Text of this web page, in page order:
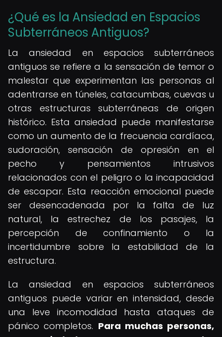
¿Qué es la Ansiedad en Espacios
Subterráneos Antiguos?
La ansiedad en espacios subterráneos
antiguos se refiere a la sensación de temor o
malestar que experimentan las personas al
adentrarse en túneles, catacumbas, cuevas u
otras estructuras subterráneas de origen
histórico. Esta ansiedad puede manifestarse
como un aumento de la frecuencia cardíaca,
sudoración, sensación de opresión en el
pecho y pensamientos intrusivos
relacionados con el peligro o la incapacidad
de escapar. Esta reacción emocional puede
ser desencadenada por la falta de luz
natural, la estrechez de los pasajes, la
percepción de confinamiento o la
incertidumbre sobre la estabilidad de la
estructura.
La ansiedad en espacios subterráneos
antiguos puede variar en intensidad, desde
una leve incomodidad hasta ataques de
pánico completos. Para muchas personas,